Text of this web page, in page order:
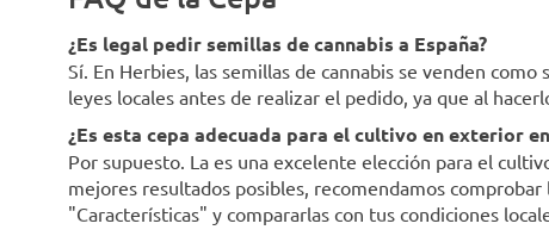
¿Es legal pedir semillas de cannabis a España?
Sí. En Herbies, las semillas de cannabis se venden
leyes locales antes de realizar el pedido, ya que al
¿Es esta cepa adecuada para el cultivo en exterior
Por supuesto. La es una excelente elección para el
mejores resultados posibles, recomendamos
"Características" y compararlas con tus condiciones